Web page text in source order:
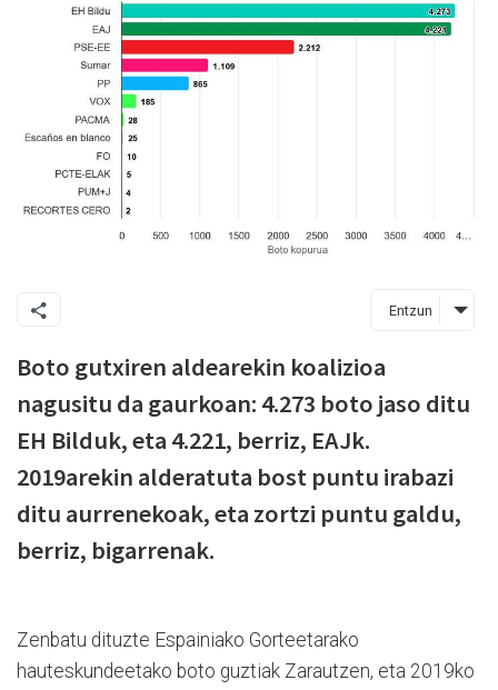
Entzun
Boto gutxiren aldearekin koalizioa
nagusitu da gaurkoan: 4.273 boto jaso ditu
EH Bilduk, eta 4.221, berriz, EAJk.
2019arekin alderatuta bost puntu irabazi
ditu aurrenekoak, eta zortzi puntu galdu,
berriz, bigarrenak.
Zenbatu dituzte Espainiako Gorteetarako
hauteskundeetako boto guztiak Zarautzen, eta 2019ko